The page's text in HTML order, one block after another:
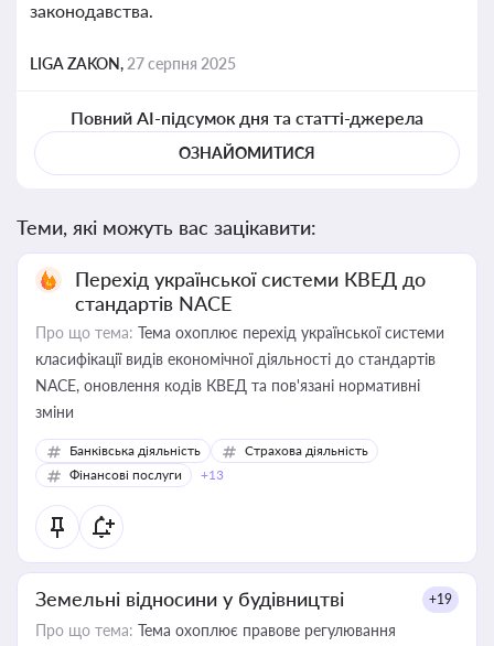
законодавства.
LIGA ZAKON, 27 серпня 2025
Повний AI-підсумок дня та статті-джерела
ОЗНАЙОМИТИСЯ
Теми, які можуть вас зацікавити:
Перехід української системи КВЕД до
стандартів NACE
Про що тема: Тема охоплює перехід української системи
класифікації видів економічної діяльності до стандартів
NACE, оновлення кодів КВЕД та пов'язані нормативні
зміни
Банківська діяльність
Страхова діяльність
Фінансові послуги
+13
Земельні відносини у будівництві +19
Про що тема: Тема охоплює правове регулювання